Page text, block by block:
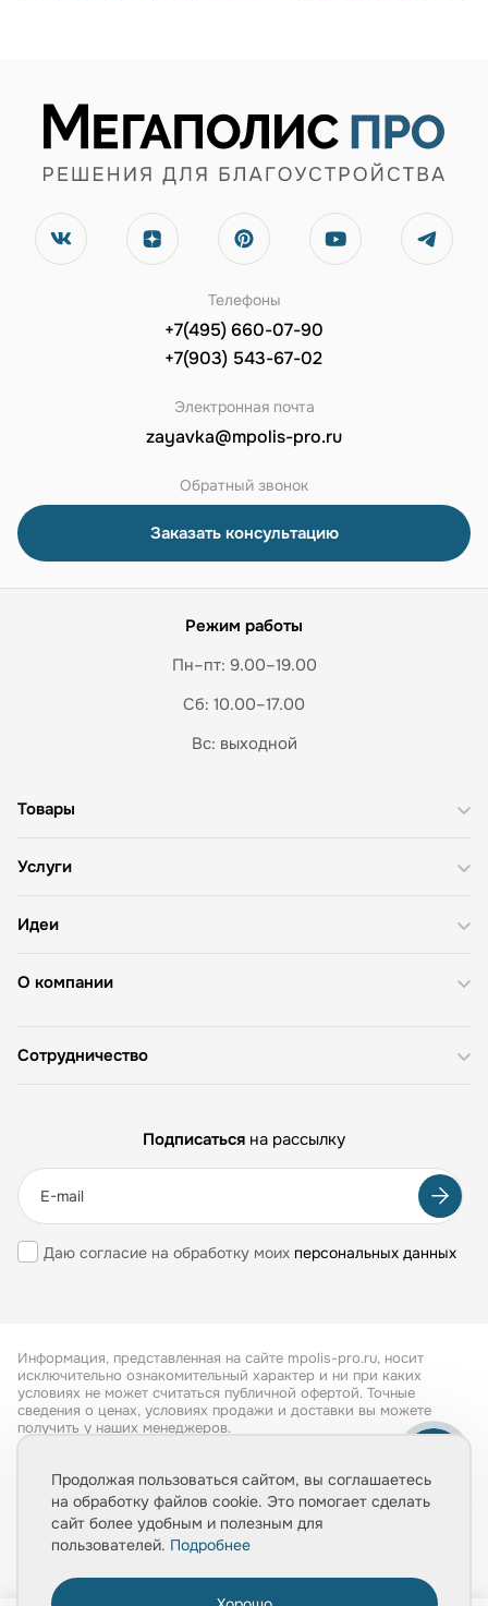
Телефоны
+7(495) 660-07-90
+7(903) 543-67-02
Электронная почта
zayavka@mpolis-pro.ru
Обратный звонок
Заказать консультацию
Режим работы
Пн–пт: 9.00–19.00
Сб: 10.00–17.00
Вс: выходной
О компании
Товары
Услуги
Идеи
Сотрудничество
Подписаться на рассылку
Даю согласие на обработку моих персональных данных
Информация, представленная на сайте mpolis-pro.ru, носит
исключительно ознакомительный характер и ни при каких
условиях не может считаться публичной офертой. Точные
сведения о ценах, условиях продажи и доставки вы можете
получить у наших менеджеров.
Обработка персональных данных
Политика конфиденциальности
Продолжая пользоваться сайтом, вы соглашаетесь
на обработку файлов cookie. Это помогает сделать
сайт более удобным и полезным для
пользователей. Подробнее